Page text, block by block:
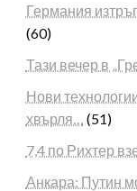
Германия
(60)
Тази вечер в
Нови
хвърля… (51)
7,4 по Рихтер
Анкара: Путин